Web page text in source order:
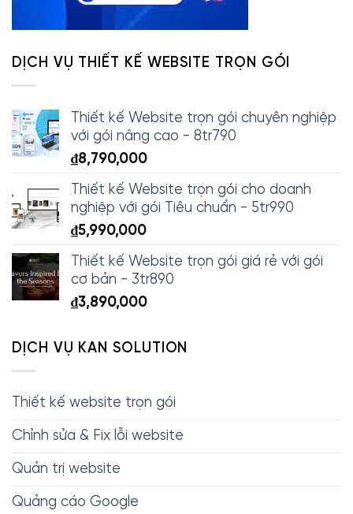
DỊCH VỤ THIẾT KẾ WEBSITE TRỌN GÓI
Thiết kế Website trọn gói chuyên nghiệp
với gói nâng cao - 8tr790
₫8,790,000
Thiết kế Website trọn gói cho doanh
nghiệp với gói Tiêu chuẩn - 5tr990
₫5,990,000
Thiết kế Website trọn gói giá rẻ với gói
cơ bản - 3tr890
₫3,890,000
DỊCH VỤ KAN SOLUTION
Thiết kế website trọn gói
Chỉnh sửa & Fix lỗi website
Quản trị website
Quảng cáo Google